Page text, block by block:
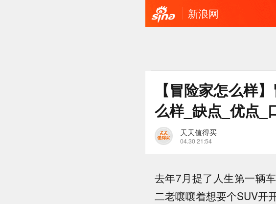
新浪网
【冒险家怎么样
么样_缺点_优点_
天天值得买
04.30 21:54
去年7月提了人生第一辆
二老嚷嚷着想要个SUV开